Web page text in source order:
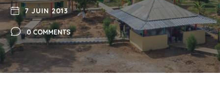
7 JUIN 2013
0 COMMENTS